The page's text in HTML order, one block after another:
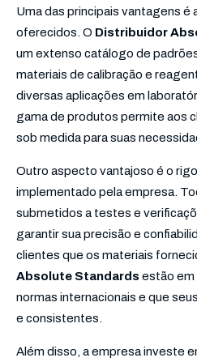
Uma das principais vantagens
oferecidos. O Distribuidor
um extenso catálogo de
materiais de calibração e
diversas aplicações em
gama de produtos permite aos
sob medida para suas
Outro aspecto vantajoso é o
implementado pela empresa.
submetidos a testes e
garantir sua precisão e
clientes que os materiais
Absolute Standardsestão em
normas internacionais e que
e consistentes.
Além disso, a empresa investe